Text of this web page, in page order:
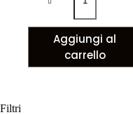
Aggiungi al
carrello
Filtri